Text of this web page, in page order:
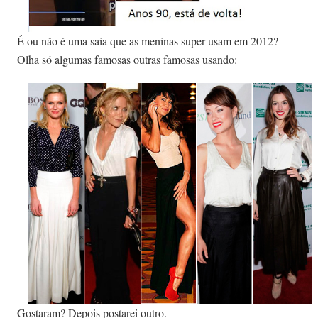
É ou não é uma saia que as meninas super usam em 2012?
Olha só algumas famosas outras famosas usando:
Gostaram? Depois postarei outro.